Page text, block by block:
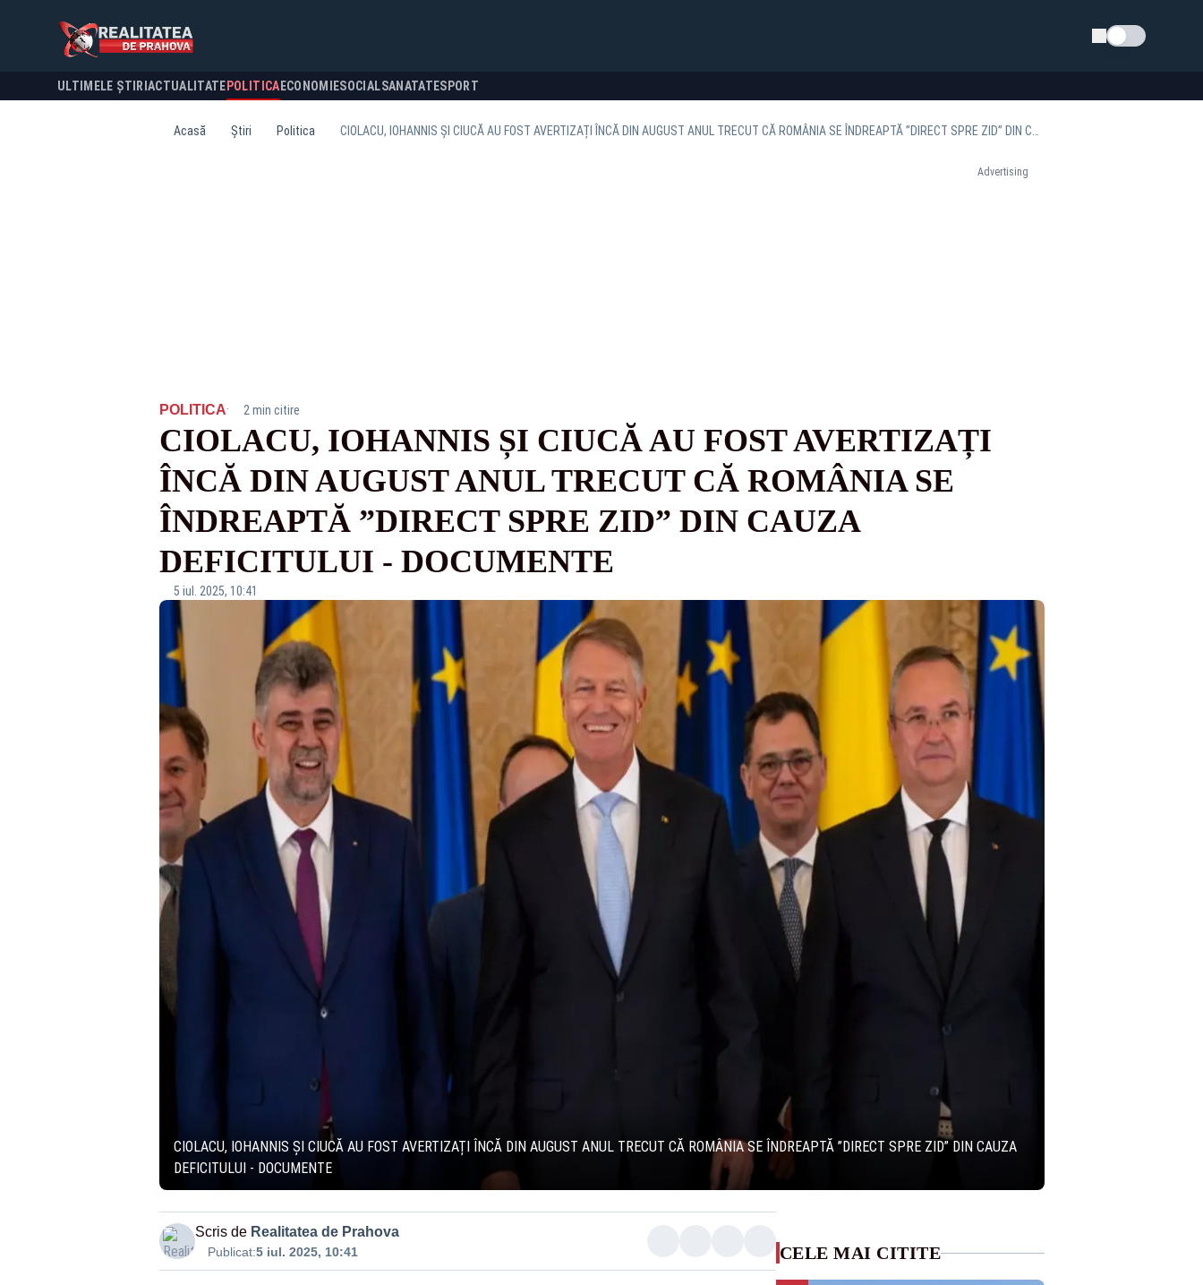
Schimba tema
ULTIMELE ȘTIRI ACTUALITATE POLITICA ECONOMIESOCIALSANATATESPORT
Acasă Știri Politica
Advertising
POLITICA· 2 min citire
CIOLACU, IOHANNIS ȘI CIUCĂ AU FOST AVERTIZAȚI
ÎNCĂ DIN AUGUST ANUL TRECUT CĂ ROMÂNIA SE
ÎNDREAPTĂ ”DIRECT SPRE ZID” DIN CAUZA
DEFICITULUI - DOCUMENTE
5 iul. 2025, 10:41
CIOLACU, IOHANNIS ȘI CIUCĂ AU FOST AVERTIZAȚI ÎNCĂ DIN AUGUST ANUL TRECUT CĂ ROMÂNIA SE ÎNDREAPTĂ ”DIRECT SPRE ZID” DIN CAUZA
DEFICITULUI - DOCUMENTE
Scris de Realitatea de Prahova
Publicat:5 iul. 2025, 10:41 CELE MAI CITITE